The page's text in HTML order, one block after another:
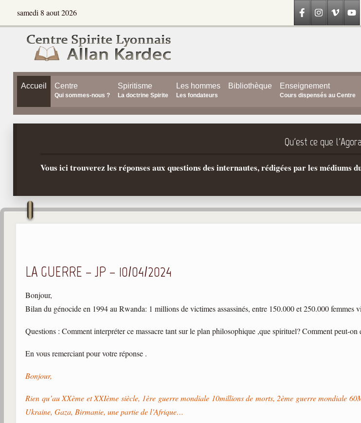
samedi 8 aout 2026
Accueil Centre
Qui sommes-nous ?
Spiritisme
La doctrine Spirite
Les hommes
Les fondateurs
Bibliothèque Enseignement
Cours dispensés au Centre
Qu'est ce que
Vous ici trouverez les réponses aux questions des internautes, rédigées par les médiums
LA GUERRE – JP – 10/04/2024
Bonjour,
Bilan du génocide en 1994 au Rwanda: 1 millions de victimes assassinés, entre 150.000 et 250.000 femmes
Questions : Comment interpréter ce massacre tant sur le plan philosophique ,que spirituel? Comment peut-on
En vous remerciant pour votre réponse .
Bonjour,
Rien qu’au XXème et XXIème siècle, 1ère guerre mondiale 10millions de morts, 2ème guerre mondiale
Ukraine, Gaza, Birmanie, une partie de l’Afrique…